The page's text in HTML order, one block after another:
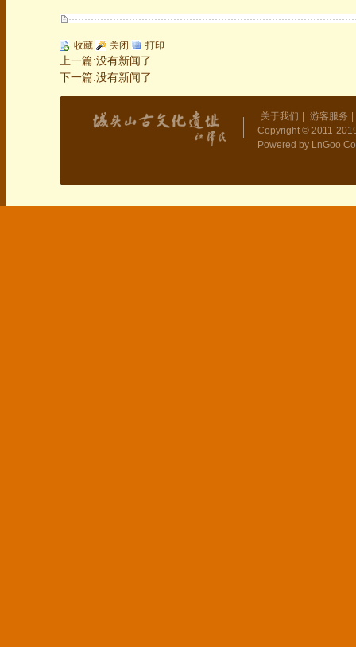
收藏 关闭 打印
上一篇:没有新闻了
下一篇:没有新闻了
关于我们 游客服务
Copyright © 2011-
Powered by LnGoo